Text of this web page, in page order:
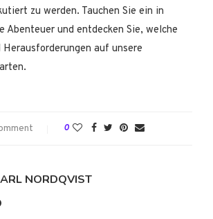
zu werden. Tauchen Sie ein in
Abenteuer und entdecken Sie, welche
Herausforderungen auf unsere
0
NORDQVIST